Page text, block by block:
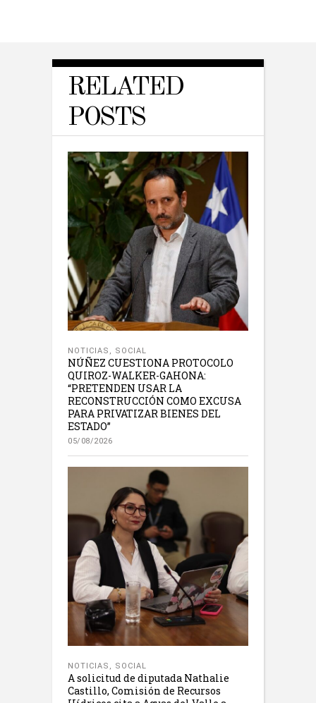
RELATED
POSTS
NOTICIAS , SOCIAL
NÚÑEZ CUESTIONA PROTOCOLO
QUIROZ-WALKER-GAHONA:
“PRETENDEN USAR LA
RECONSTRUCCIÓN COMO EXCUSA
PARA PRIVATIZAR BIENES DEL
ESTADO”
05/08/2026
NOTICIAS , SOCIAL
A solicitud de diputada Nathalie
Castillo, Comisión de Recursos